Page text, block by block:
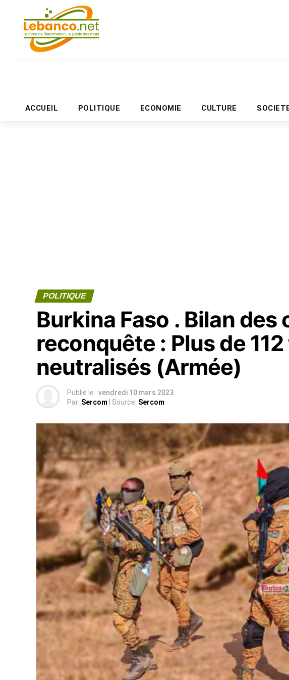
ACCUEIL POLITIQUE ECONOMIE CULTURE
POLITIQUE
Burkina Faso . Bilan
reconquête : Plus de
neutralisés (Armée)
Publié le : vendredi 10 mars 2023
Par: Sercom | Source: Sercom